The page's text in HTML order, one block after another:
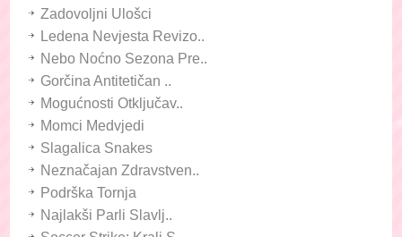
Zadovoljni Ulošci
Ledena Nevjesta Revizo..
Nebo Noćno Sezona Pre..
Gorčina Antitetičan ..
Mogućnosti Otključav..
Momci Medvjedi
Slagalica Snakes
Neznačajan Zdravstven..
Podrška Tornja
Najlakši Parli Slavlj..